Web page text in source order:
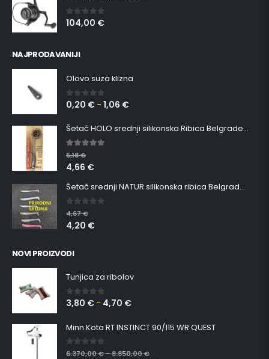
0out of 5
104,00 €
NAJPRODAVANIJI
Olovo suza klizna
0 out of 5
0,20 € –1,06 €
Šetač HOLO srednji silikonska Ribica Belgrade Walker
5.00
5,18€
4,66 €
Šetač srednji NATUR silikonska ribica Belgrade Walker
0 out of 5
4,67€
4,20 €
NOVI PROIZVODI
Tunjica za ribolov
0 out of 5
3,80 € – 4,70 €
Minn Kota RT INSTINCT 90/115 WR QUEST
0 out of 5
6.370,00€–8.850,00€